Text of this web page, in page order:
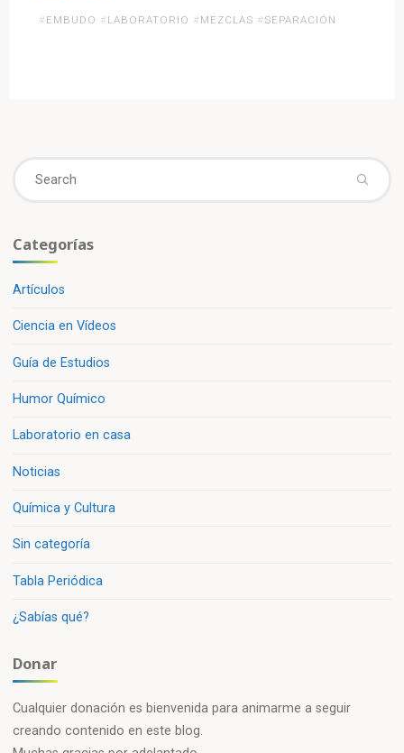
separación»
# EMBUDO # LABORATORIO # MEZCLAS # SEPARACIÓN
Categorías
Artículos
Ciencia en Vídeos
Guía de Estudios
Humor Químico
Laboratorio en casa
Noticias
Química y Cultura
Sin categoría
Tabla Periódica
¿Sabías qué?
Donar
Cualquier donación es bienvenida para animarme a seguir
creando contenido en este blog.